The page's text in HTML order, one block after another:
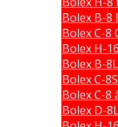
Bolex B-8
Bolex C-8
Bolex H-
Bolex B-
Bolex C-
Bolex C-8
Bolex D-